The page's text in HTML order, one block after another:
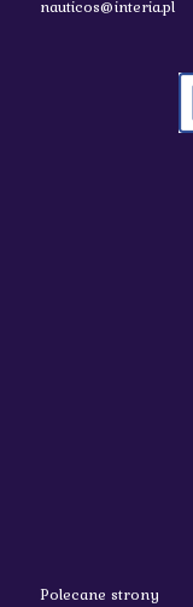
nauticos@interia.pl
Polecane strony